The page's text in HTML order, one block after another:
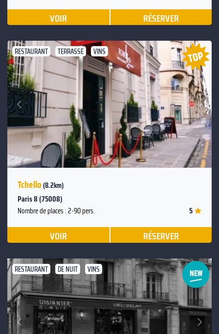
VOIR RÉSERVER
RESTAURANT TERRASSE VINS
Précédent
Suivant
Tchello(8.2km)
Paris 8 (75008)
Nombre de places : 2-90 pers. 5
VOIR RÉSERVER
RESTAURANT DE NUIT VINS
Précédent
Suivant